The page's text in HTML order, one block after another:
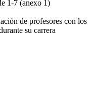
1-7 (anexo 1)
de profesores con los
su carrera